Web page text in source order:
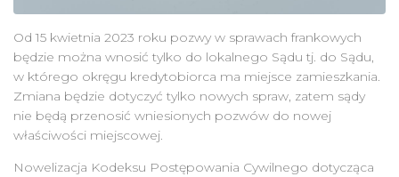
Od 15 kwietnia 2023 roku pozwy w sprawach frankowych
będzie można wnosić tylko do lokalnego Sądu tj. do Sądu,
w którego okręgu kredytobiorca ma miejsce zamieszkania.
Zmiana będzie dotyczyć tylko nowych spraw, zatem sądy
nie będą przenosić wniesionych pozwów do nowej
właściwości miejscowej.
Nowelizacja Kodeksu Postępowania Cywilnego dotycząca